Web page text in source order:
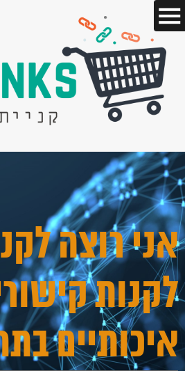
אני רוצה
לקנות
איכותיים